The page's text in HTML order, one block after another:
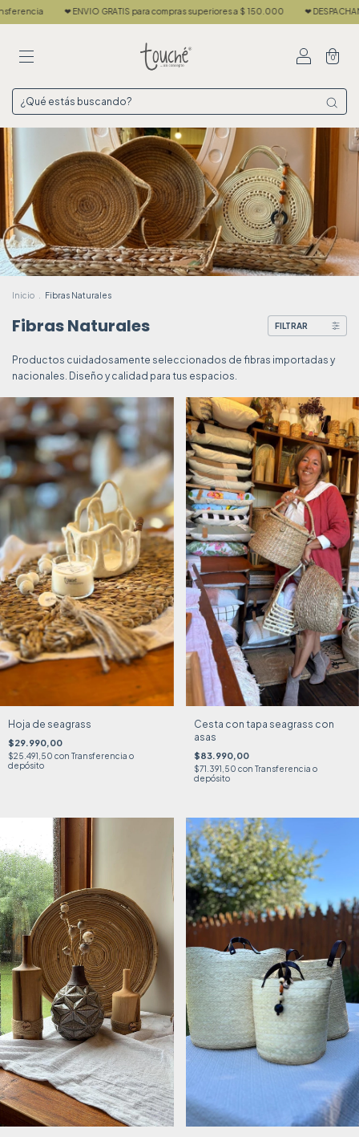
GRATIS para compras superiores a $ 150.000 ❤ DESPACHAMOS EN 24 HS ❤
0
Inicio Fibras Naturales
Fibras Naturales FILTRAR
Productos cuidadosamente seleccionados de fibras importadas y
nacionales. Diseño y calidad para tus espacios.
Hoja de seagrass
$29.990,00
$25.491,50 con Transferencia o
depósito
Cesta con tapa seagrass con
asas
$83.990,00
$71.391,50 con Transferencia o
depósito